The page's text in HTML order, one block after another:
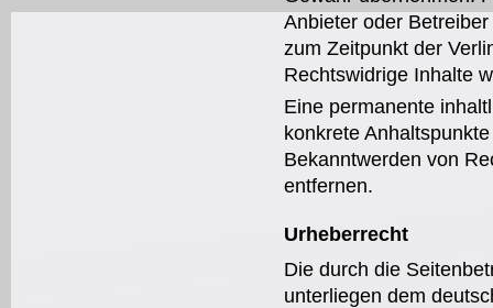
Anbieter oder
zum Zeitpunkt der
Rechtswidrige Inhalte
Eine permanente
konkrete
Bekanntwerden von
entfernen.
Urheberrecht
Die durch die
unterliegen dem